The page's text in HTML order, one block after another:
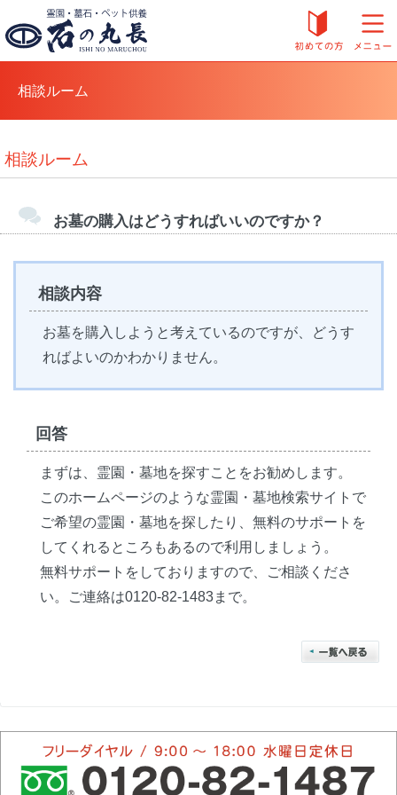
相談ルーム
相談ルーム
お墓の購入はどうすればいいのですか？
相談内容
お墓を購入しようと考えているのですが、どうす
ればよいのかわかりません。
回答
まずは、霊園・墓地を探すことをお勧めします。
このホームページのような霊園・墓地検索サイトで
ご希望の霊園・墓地を探したり、無料のサポートを
してくれるところもあるので利用しましょう。
無料サポートをしておりますので、ご相談くださ
い。ご連絡は0120-82-1483まで。